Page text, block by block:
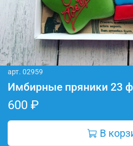
арт. 02959
Имбирные пряники 23
600 ₽
В